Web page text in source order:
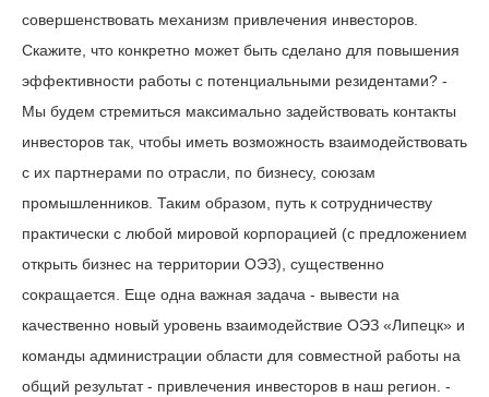
совершенствовать механизм привлечения инвесторов.
Скажите, что конкретно может быть сделано для повышения
эффективности работы с потенциальными резидентами? -
Мы будем стремиться максимально задействовать контакты
инвесторов так, чтобы иметь возможность взаимодействовать
с их партнерами по отрасли, по бизнесу, союзам
промышленников. Таким образом, путь к сотрудничеству
практически с любой мировой корпорацией (с предложением
открыть бизнес на территории ОЭЗ), существенно
сокращается. Еще одна важная задача - вывести на
качественно новый уровень взаимодействие ОЭЗ «Липецк» и
команды администрации области для совместной работы на
общий результат - привлечения инвесторов в наш регион. -